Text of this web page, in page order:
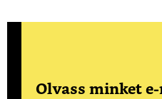
Olvass minket